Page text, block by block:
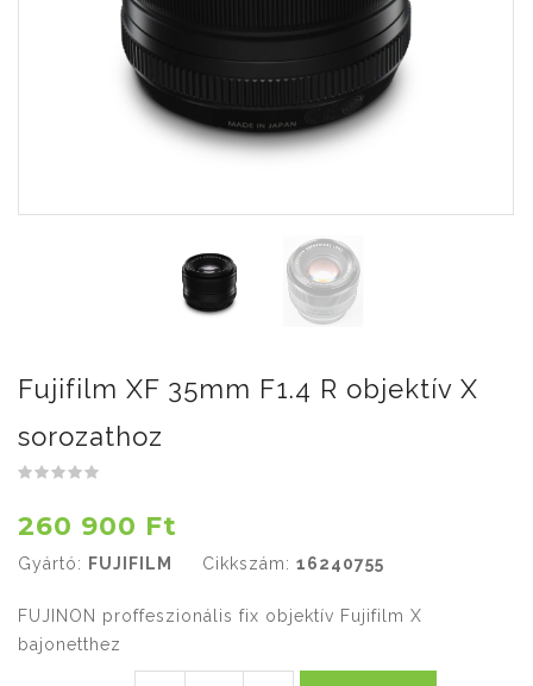
Fujifilm XF 35mm F1.4 R objektív X
sorozathoz
260 900 Ft
Gyártó: FUJIFILM Cikkszám: 16240755
FUJINON proffeszionális fix objektív Fujifilm X
bajonetthez